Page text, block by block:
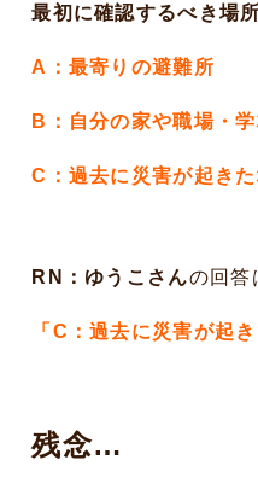
最初に確認するべき場
A ：最寄りの避難所
B ：自分の家や職場・
C ：過去に災害が起き
RN：ゆうこさんの回答
「 C：過去に災害が起
残念…